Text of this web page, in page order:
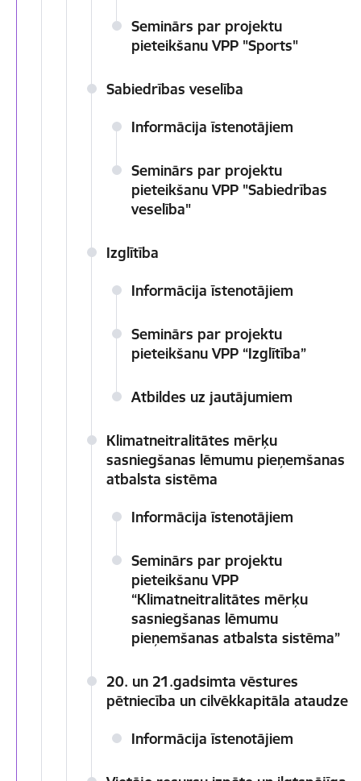
Seminārs par projektu
pieteikšanu VPP "Sports"
Sabiedrības veselība
Informācija īstenotājiem
Seminārs par projektu
pieteikšanu VPP "Sabiedrības
veselība"
Izglītība
Informācija īstenotājiem
Seminārs par projektu
pieteikšanu VPP “Izglītība”
Atbildes uz jautājumiem
Klimatneitralitātes mērķu
sasniegšanas lēmumu pieņemšanas
atbalsta sistēma
Informācija īstenotājiem
Seminārs par projektu
pieteikšanu VPP
“Klimatneitralitātes mērķu
sasniegšanas lēmumu
pieņemšanas atbalsta sistēma”
20. un 21.gadsimta vēstures
pētniecība un cilvēkkapitāla ataudze
Informācija īstenotājiem